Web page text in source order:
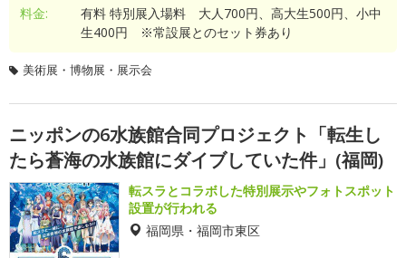
料金:
有料 特別展入場料 大人700円、高大生500円、小中
生400円 ※常設展とのセット券あり
美術展・博物展・展示会
ニッポンの6水族館合同プロジェクト「転生し
たら蒼海の水族館にダイブしていた件」(福岡)
転スラとコラボした特別展示やフォトスポット
設置が行われる
福岡県・福岡市東区